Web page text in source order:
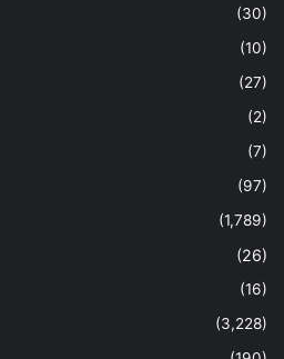
(30)
(10)
(27)
(2)
(7)
(97)
(1,789)
(26)
(16)
(3,228)